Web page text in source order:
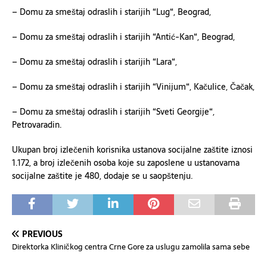
– Domu za smeštaj odraslih i starijih “Lug“, Beograd,
– Domu za smeštaj odraslih i starijih “Antić-Kan“, Beograd,
– Domu za smeštaj odraslih i starijih “Lara“,
– Domu za smeštaj odraslih i starijih “Vinijum“, Kačulice, Čačak,
– Domu za smeštaj odraslih i starijih “Sveti Georgije“,
Petrovaradin.
Ukupan broj izlečenih korisnika ustanova socijalne zaštite iznosi
1.172, a broj izlečenih osoba koje su zaposlene u ustanovama
socijalne zaštite je 480, dodaje se u saopštenju.
PREVIOUS
Direktorka Kliničkog centra Crne Gore za uslugu zamolila sama sebe